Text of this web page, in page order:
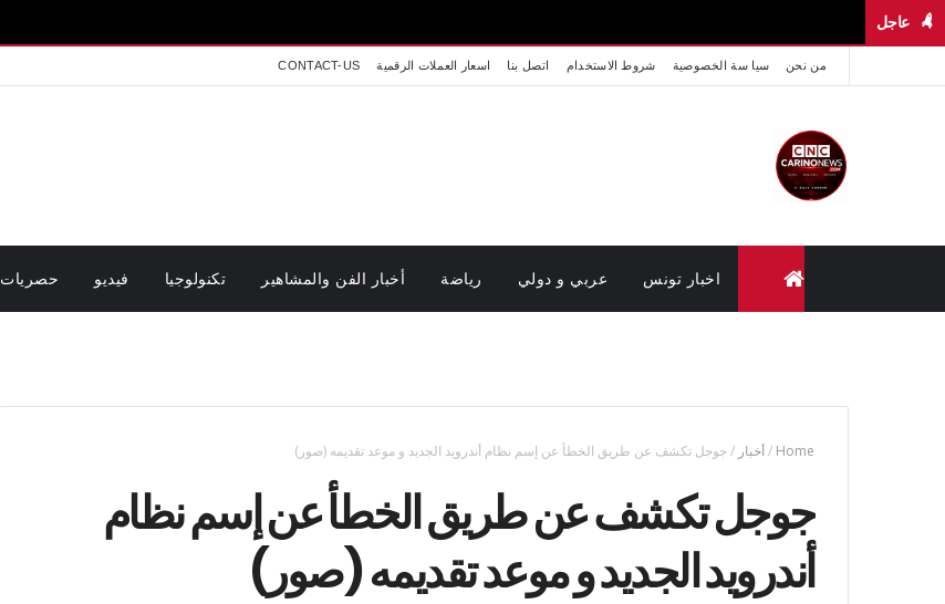
عاجل
من نحن سيا سة الخصوصية شروط الاستخدام اتصل بنا اسعار العملات الرقمية CONTACT-US
اخبار تونس عربي و دولي رياضة أخبار الفن والمشاهير تكنولوجيا فيديو حصريات
Home
/أخبار /جوجل تكشف عن طريق الخطأ عن إسم نظام أندرويد الجديد و موعد تقديمه (صور)
جوجل تكشف عن طريق الخطأ عن إسم نظام
أندرويد الجديد و موعد تقديمه (صور)